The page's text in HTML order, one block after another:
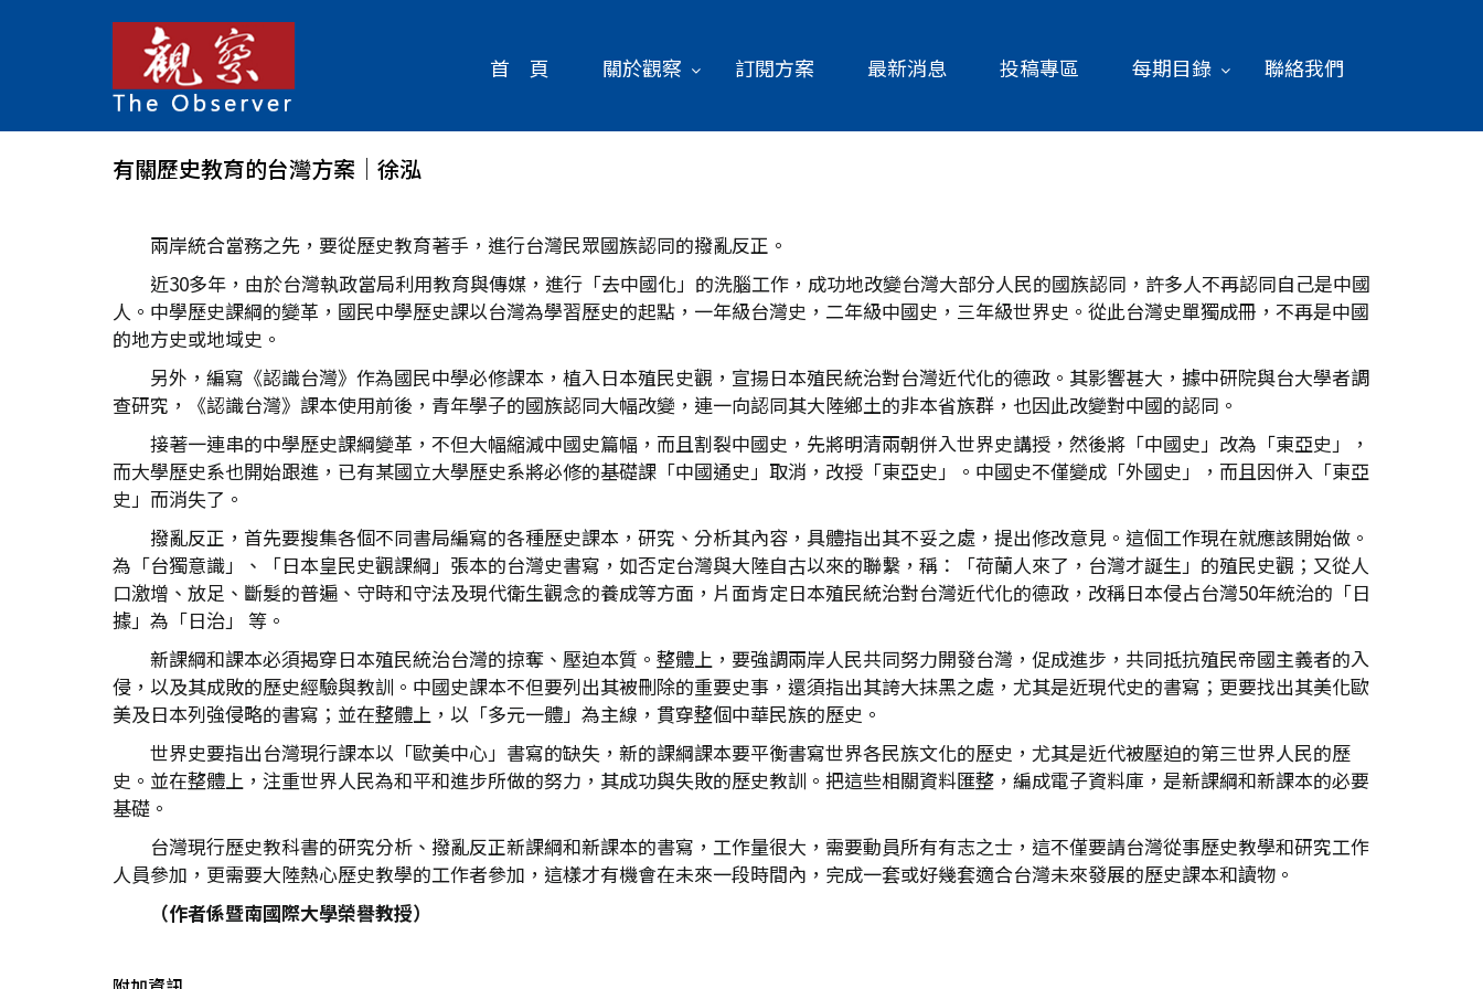
首 頁 關於觀察 訂閱方案 最新消息 投稿專區 每期目錄 聯絡我們
有關歷史教育的台灣方案│徐泓
兩岸統合當務之先，要從歷史教育著手，進行台灣民眾國族認同的撥亂反正。
近30多年，由於台灣執政當局利用教育與傳媒，進行「去中國化」的洗腦工作，成功地改變台灣大部分人民的國族認同，許多人不再認同自己是中國
人。中學歷史課綱的變革，國民中學歷史課以台灣為學習歷史的起點，一年級台灣史，二年級中國史，三年級世界史。從此台灣史單獨成冊，不再是中國
的地方史或地域史。
另外，編寫《認識台灣》作為國民中學必修課本，植入日本殖民史觀，宣揚日本殖民統治對台灣近代化的德政。其影響甚大，據中研院與台大學者調
查研究，《認識台灣》課本使用前後，青年學子的國族認同大幅改變，連一向認同其大陸鄉土的非本省族群，也因此改變對中國的認同。
接著一連串的中學歷史課綱變革，不但大幅縮減中國史篇幅，而且割裂中國史，先將明清兩朝併入世界史講授，然後將「中國史」改為「東亞史」，
而大學歷史系也開始跟進，已有某國立大學歷史系將必修的基礎課「中國通史」取消，改授「東亞史」。中國史不僅變成「外國史」，而且因併入「東亞
史」而消失了。
撥亂反正，首先要搜集各個不同書局編寫的各種歷史課本，研究、分析其內容，具體指出其不妥之處，提出修改意見。這個工作現在就應該開始做。
為「台獨意識」、「日本皇民史觀課綱」張本的台灣史書寫，如否定台灣與大陸自古以來的聯繫，稱：「荷蘭人來了，台灣才誕生」的殖民史觀；又從人
口激增、放足、斷髮的普遍、守時和守法及現代衛生觀念的養成等方面，片面肯定日本殖民統治對台灣近代化的德政，改稱日本侵占台灣50年統治的「日
據」為「日治」 等。
新課綱和課本必須揭穿日本殖民統治台灣的掠奪、壓迫本質。整體上，要強調兩岸人民共同努力開發台灣，促成進步，共同抵抗殖民帝國主義者的入
侵，以及其成敗的歷史經驗與教訓。中國史課本不但要列出其被刪除的重要史事，還須指出其誇大抹黑之處，尤其是近現代史的書寫；更要找出其美化歐
美及日本列強侵略的書寫；並在整體上，以「多元一體」為主線，貫穿整個中華民族的歷史。
世界史要指出台灣現行課本以「歐美中心」書寫的缺失，新的課綱課本要平衡書寫世界各民族文化的歷史，尤其是近代被壓迫的第三世界人民的歷
史。並在整體上，注重世界人民為和平和進步所做的努力，其成功與失敗的歷史教訓。把這些相關資料匯整，編成電子資料庫，是新課綱和新課本的必要
基礎。
台灣現行歷史教科書的研究分析、撥亂反正新課綱和新課本的書寫，工作量很大，需要動員所有有志之士，這不僅要請台灣從事歷史教學和研究工作
人員參加，更需要大陸熱心歷史教學的工作者參加，這樣才有機會在未來一段時間內，完成一套或好幾套適合台灣未來發展的歷史課本和讀物。
（作者係暨南國際大學榮譽教授）